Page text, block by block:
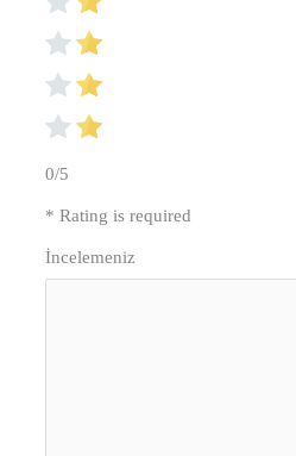
0/5
* Rating is required
İncelemeniz